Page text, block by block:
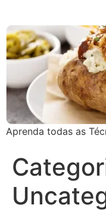
Aprenda todas as